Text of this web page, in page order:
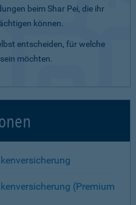
beim Shar Pei, die ihr
können.
entscheiden, für welche
möchten.
(Premium